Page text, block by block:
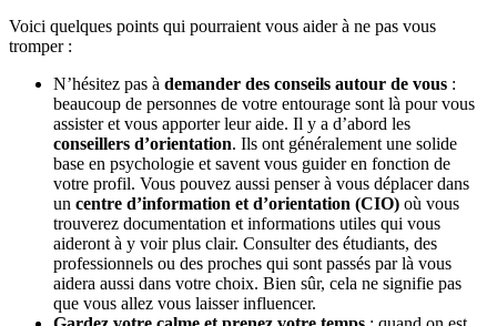
Voici quelques points qui pourraient vous aider à ne pas vous
tromper :
N’hésitez pas à demander des conseils autour de vous :
beaucoup de personnes de votre entourage sont là pour vous
assister et vous apporter leur aide. Il y a d’abord les
conseillers d’orientation. Ils ont généralement une solide
base en psychologie et savent vous guider en fonction de
votre profil. Vous pouvez aussi penser à vous déplacer dans
un centre d’information et d’orientation (CIO) où vous
trouverez documentation et informations utiles qui vous
aideront à y voir plus clair. Consulter des étudiants, des
professionnels ou des proches qui sont passés par là vous
aidera aussi dans votre choix. Bien sûr, cela ne signifie pas
que vous allez vous laisser influencer.